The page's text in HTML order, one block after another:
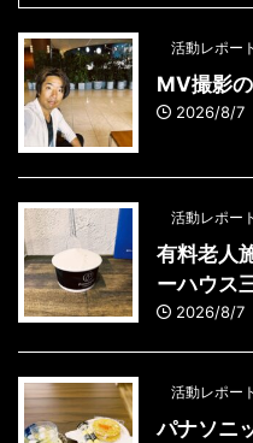
活動レポート
MV撮影
2026/8/7
活動レポート
有料老人
ーハウス
2026/8/7
活動レポート
パナソニ